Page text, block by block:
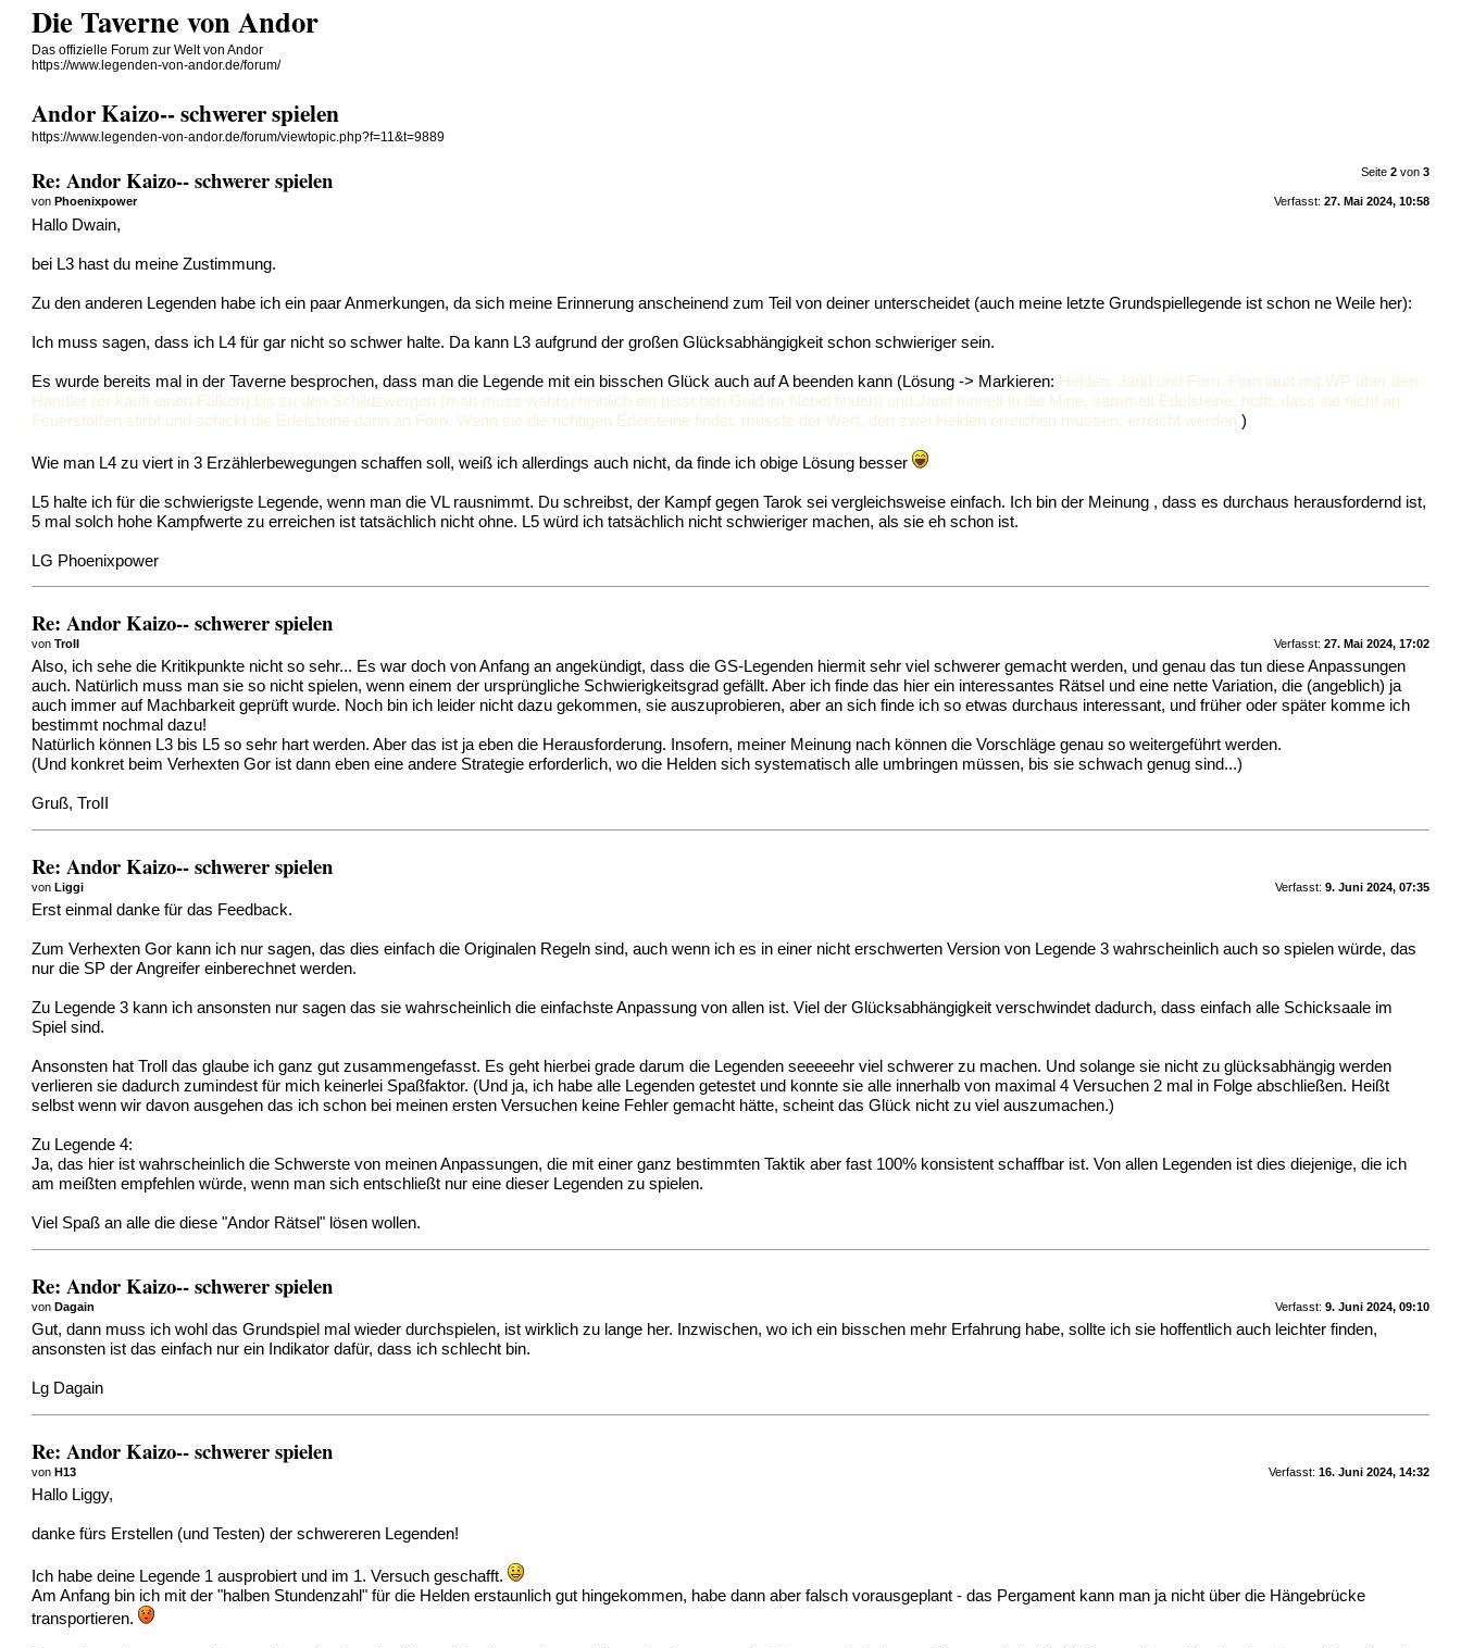
Die Taverne von Andor
Das offizielle Forum zur Welt von Andor
https://www.legenden-von-andor.de/forum/
Andor Kaizo-- schwerer spielen
https://www.legenden-von-andor.de/forum/viewtopic.php?f=11&t=9889
Seite 2von 3
Re: Andor Kaizo-- schwerer spielen
Verfasst: 27. Mai 2024, 10:58
vonPhoenixpower
Hallo Dwain,
bei L3 hast du meine Zustimmung.
Zu den anderen Legenden habe ich ein paar Anmerkungen, da sich meine Erinnerung anscheinend zum Teil von deiner unterscheidet (auch meine letzte Grundspiellegende ist schon ne Weile her):
Ich muss sagen, dass ich L4 für gar nicht so schwer halte. Da kann L3 aufgrund der großen Glücksabhängigkeit schon schwieriger sein.
Es wurde bereits mal in der Taverne besprochen, dass man die Legende mit ein bisschen Glück auch auf A beenden kann (Lösung -> Markieren: Helden: Jarid und Forn. Forn läuft mit WP über den
Händler (er kauft einen Falken) bis zu den Schildzwergen (man muss wahrscheinlich ein bisschen Gold im Nebel finden) und Jarid tunnelt in die Mine, sammelt Edelsteine, hofft, dass sie nicht an
Feuerstößen stirbt und schickt die Edelsteine dann an Forn. Wenn sie die richtigen Edelsteine findet, müsste der Wert, den zwei Helden erreichen müssen, erreicht werden.)
Wie man L4 zu viert in 3 Erzählerbewegungen schaffen soll, weiß ich allerdings auch nicht, da finde ich obige Lösung besser
L5 halte ich für die schwierigste Legende, wenn man die VL rausnimmt. Du schreibst, der Kampf gegen Tarok sei vergleichsweise einfach. Ich bin der Meinung , dass es durchaus herausfordernd ist,
5 mal solch hohe Kampfwerte zu erreichen ist tatsächlich nicht ohne. L5 würd ich tatsächlich nicht schwieriger machen, als sie eh schon ist.
LG Phoenixpower
Re: Andor Kaizo-- schwerer spielen
Verfasst: 27. Mai 2024, 17:02
vonTroII
Also, ich sehe die Kritikpunkte nicht so sehr... Es war doch von Anfang an angekündigt, dass die GS-Legenden hiermit sehr viel schwerer gemacht werden, und genau das tun diese Anpassungen
auch. Natürlich muss man sie so nicht spielen, wenn einem der ursprüngliche Schwierigkeitsgrad gefällt. Aber ich finde das hier ein interessantes Rätsel und eine nette Variation, die (angeblich) ja
auch immer auf Machbarkeit geprüft wurde. Noch bin ich leider nicht dazu gekommen, sie auszuprobieren, aber an sich finde ich so etwas durchaus interessant, und früher oder später komme ich
bestimmt nochmal dazu!
Natürlich können L3 bis L5 so sehr hart werden. Aber das ist ja eben die Herausforderung. Insofern, meiner Meinung nach können die Vorschläge genau so weitergeführt werden.
(Und konkret beim Verhexten Gor ist dann eben eine andere Strategie erforderlich, wo die Helden sich systematisch alle umbringen müssen, bis sie schwach genug sind...)
Gruß, TroII
Re: Andor Kaizo-- schwerer spielen
Verfasst: 9. Juni 2024, 07:35
vonLiggi
Erst einmal danke für das Feedback.
Zum Verhexten Gor kann ich nur sagen, das dies einfach die Originalen Regeln sind, auch wenn ich es in einer nicht erschwerten Version von Legende 3 wahrscheinlich auch so spielen würde, das
nur die SP der Angreifer einberechnet werden.
Zu Legende 3 kann ich ansonsten nur sagen das sie wahrscheinlich die einfachste Anpassung von allen ist. Viel der Glücksabhängigkeit verschwindet dadurch, dass einfach alle Schicksaale im
Spiel sind.
Ansonsten hat Troll das glaube ich ganz gut zusammengefasst. Es geht hierbei grade darum die Legenden seeeeehr viel schwerer zu machen. Und solange sie nicht zu glücksabhängig werden
verlieren sie dadurch zumindest für mich keinerlei Spaßfaktor. (Und ja, ich habe alle Legenden getestet und konnte sie alle innerhalb von maximal 4 Versuchen 2 mal in Folge abschließen. Heißt
selbst wenn wir davon ausgehen das ich schon bei meinen ersten Versuchen keine Fehler gemacht hätte, scheint das Glück nicht zu viel auszumachen.)
Zu Legende 4:
Ja, das hier ist wahrscheinlich die Schwerste von meinen Anpassungen, die mit einer ganz bestimmten Taktik aber fast 100% konsistent schaffbar ist. Von allen Legenden ist dies diejenige, die ich
am meißten empfehlen würde, wenn man sich entschließt nur eine dieser Legenden zu spielen.
Viel Spaß an alle die diese "Andor Rätsel" lösen wollen.
Re: Andor Kaizo-- schwerer spielen
Verfasst: 9. Juni 2024, 09:10
vonDagain
Gut, dann muss ich wohl das Grundspiel mal wieder durchspielen, ist wirklich zu lange her. Inzwischen, wo ich ein bisschen mehr Erfahrung habe, sollte ich sie hoffentlich auch leichter finden,
ansonsten ist das einfach nur ein Indikator dafür, dass ich schlecht bin.
Lg Dagain
Re: Andor Kaizo-- schwerer spielen
Verfasst: 16. Juni 2024, 14:32
vonH13
Hallo Liggy,
danke fürs Erstellen (und Testen) der schwereren Legenden!
Ich habe deine Legende 1 ausprobiert und im 1. Versuch geschafft.
Am Anfang bin ich mit der "halben Stundenzahl" für die Helden erstaunlich gut hingekommen, habe dann aber falsch vorausgeplant - das Pergament kann man ja nicht über die Hängebrücke
transportieren.